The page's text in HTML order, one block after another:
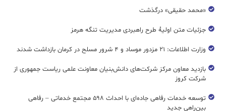
«محمد حقیقی» درگذشت
جزئیات متن اولیۀ طرح راهبردی مدیریت تنگه هرمز
وزارت اطلاعات: ۲۱ مزدور موساد و ۴ شرور مسلح در کرمان بازداشت شدند
بازدید معاون مرکز شرکت‌های دانش‌بنیان معاونت علمی ریاست جمهوری از
شرکت کروز
توسعه خدمات رفاهی جاده‌ای با احداث ۵۹۸ مجتمع خدماتی – رفاهی
بین‌راهی جدید